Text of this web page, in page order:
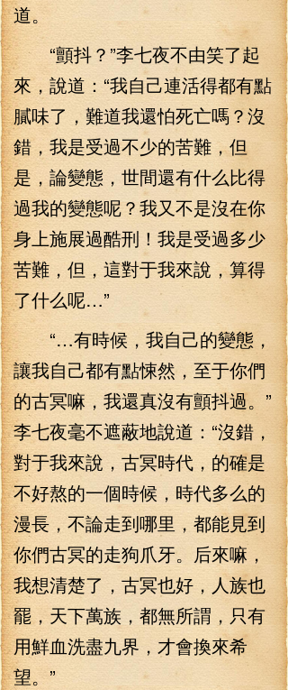
道。
“顫抖？”李七夜不由笑了起
來，說道：“我自己連活得都有點
膩味了，難道我還怕死亡嗎？沒
錯，我是受過不少的苦難，但
是，論變態，世間還有什么比得
過我的變態呢？我又不是沒在你
身上施展過酷刑！我是受過多少
苦難，但，這對于我來說，算得
了什么呢…”
“…有時候，我自己的變態，
讓我自己都有點悚然，至于你們
的古冥嘛，我還真沒有顫抖過。”
李七夜毫不遮蔽地說道：“沒錯，
對于我來說，古冥時代，的確是
不好熬的一個時候，時代多么的
漫長，不論走到哪里，都能見到
你們古冥的走狗爪牙。后來嘛，
我想清楚了，古冥也好，人族也
罷，天下萬族，都無所謂，只有
用鮮血洗盡九界，才會換來希
望。”